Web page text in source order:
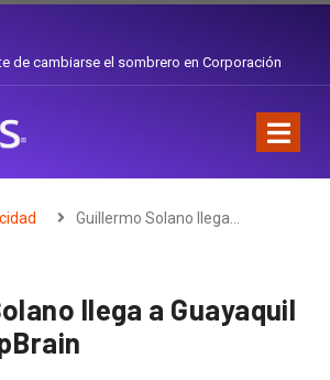
de cambiarse el sombrero en Corporación
Guillermo Solano llega…
llega a Guayaquil